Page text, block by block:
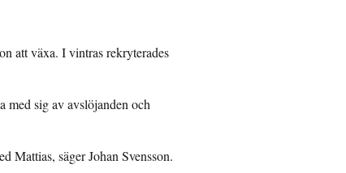
att växa. I vintras rekryterades
med sig av avslöjanden och
Mattias, säger Johan Svensson.